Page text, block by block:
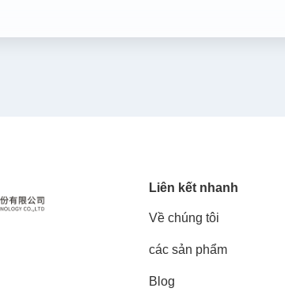
Liên kết nhanh
Về chúng tôi
các sản phẩm
Blog